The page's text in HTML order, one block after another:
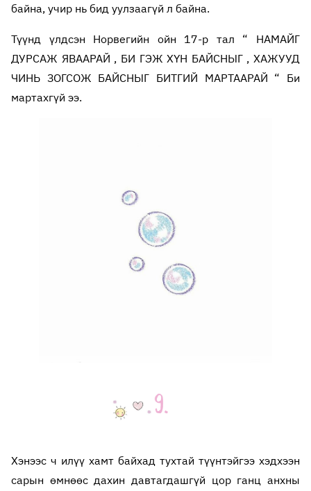
байна, учир нь бид уулзаагүй л байна.
Түүнд үлдсэн Норвегийн ойн 17-р тал “ НАМАЙГ
ДУРСАЖ ЯВААРАЙ , БИ ГЭЖ ХҮН БАЙСНЫГ , ХАЖУУД
ЧИНЬ ЗОГСОЖ БАЙСНЫГ БИТГИЙ МАРТААРАЙ “ Би
мартахгүй ээ.
Хэнээс ч илүү хамт байхад тухтай түүнтэйгээ хэдхээн
сарын өмнөөс дахин давтагдашгүй цор ганц анхны